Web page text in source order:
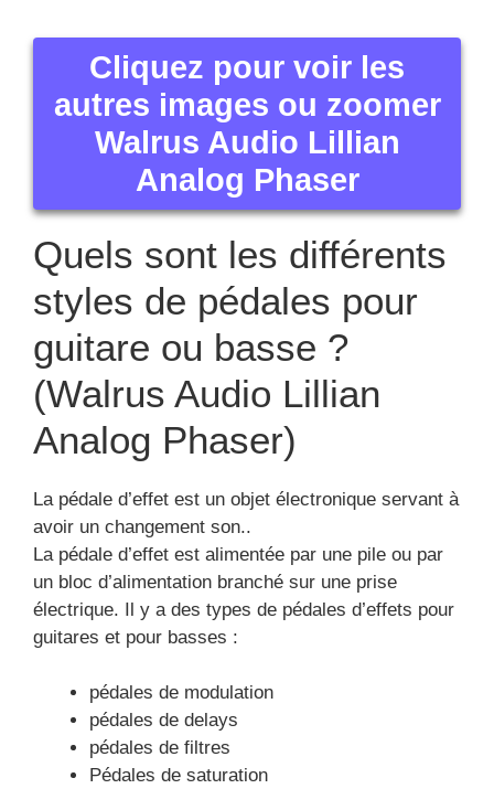
Cliquez pour voir les
autres images ou zoomer
Walrus Audio Lillian
Analog Phaser
Quels sont les différents
styles de pédales pour
guitare ou basse ?
(Walrus Audio Lillian
Analog Phaser)
La pédale d’effet est un objet électronique servant à
avoir un changement son..
La pédale d’effet est alimentée par une pile ou par
un bloc d’alimentation branché sur une prise
électrique. Il y a des types de pédales d’effets pour
guitares et pour basses :
pédales de modulation
pédales de delays
pédales de filtres
Pédales de saturation